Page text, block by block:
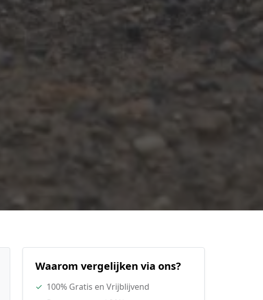
Waarom vergelijken via ons?
✓ 100% Gratis en Vrijblijvend